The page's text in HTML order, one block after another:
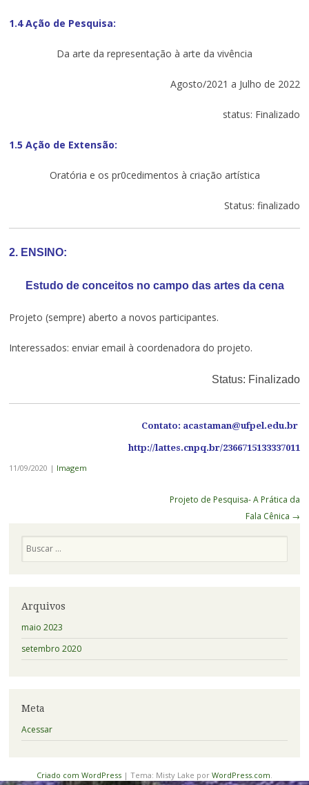
1.4 Ação de Pesquisa:
Da arte da representação à arte da vivência
Agosto/2021 a Julho de 2022
status: Finalizado
1.5 Ação de Extensão:
Oratória e os pr0cedimentos à criação artística
Status: finalizado
2. ENSINO:
Estudo de conceitos no campo das artes da cena
Projeto (sempre) aberto a novos participantes.
Interessados: enviar email à coordenadora do projeto.
Status: Finalizado
Contato: acastaman@ufpel.edu.br
http://lattes.cnpq.br/2366715133337011
11/09/2020 | Imagem
Projeto de Pesquisa- A Prática da
Fala Cênica →
Arquivos
maio 2023
setembro 2020
Meta
Acessar
Criado com WordPress | Tema: Misty Lake por WordPress.com.